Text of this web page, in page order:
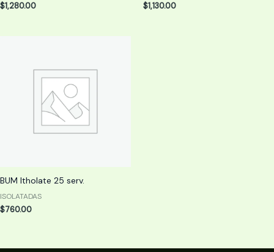
$1,280.00
$1,130.00
BUM Itholate 25 serv.
ISOLATADAS
$760.00